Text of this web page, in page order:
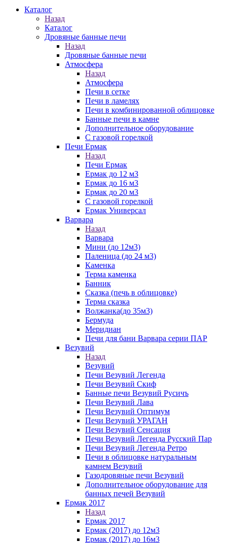
Каталог
Назад
Каталог
Дровяные банные печи
Назад
Дровяные банные печи
Атмосфера
Назад
Атмосфера
Печи в сетке
Печи в ламелях
Печи в комбинированной облицовке
Банные печи в камне
Дополнительное оборудование
С газовой горелкой
Печи Ермак
Назад
Печи Ермак
Ермак до 12 м3
Ермак до 16 м3
Ермак до 20 м3
С газовой горелкой
Ермак Универсал
Варвара
Назад
Варвара
Мини (до 12м3)
Паленица (до 24 м3)
Каменка
Терма каменка
Банник
Сказка (печь в облицовке)
Терма сказка
Волжанка(до 35м3)
Бермуда
Меридиан
Печи для бани Варвара серии ПАР
Везувий
Назад
Везувий
Печи Везувий Легенда
Печи Везувий Скиф
Банные печи Везувий Русичъ
Печи Везувий Лава
Печи Везувий Оптимум
Печи Везувий УРАГАН
Печи Везувий Сенсация
Печи Везувий Легенда Русский Пар
Печи Везувий Легенда Ретро
Печи в облицовке натуральным
камнем Везувий
Газодровяные печи Везувий
Дополнительное оборудование для
банных печей Везувий
Ермак 2017
Назад
Ермак 2017
Ермак (2017) до 12м3
Ермак (2017) до 16м3